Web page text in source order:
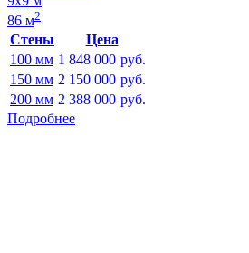
86 м2
Стены
Цена
100 мм 1 848 000 руб.
150 мм 2 150 000 руб.
200 мм 2 388 000 руб.
Подробнее